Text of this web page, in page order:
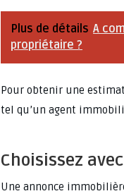
Plus de détails A
propriétaire ?
Pour obtenir une
tel qu’un agent
Choisissez
Une annonce